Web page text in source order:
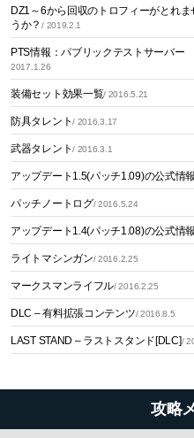
DZ1～6から回収のトロフィーがとれ
うか？/ 2019.2.1
PTS情報：パブリックテストサーバ
2017.1.26
装備セット効果一覧/ 2016.5.21
防具タレント/ 2016.3.17
武器タレント/ 2016.3.1
アップデート1.5(パッチ1.09)の公式情
パッチノートログ/ 2016.5.24
アップデート1.4(パッチ1.08)の公式情
ライトマシンガン/ 2016.2.25
マークスマンライフル/ 2016.2.25
DLC – 有料拡張コンテンツ/ 2016.8.5
LAST STAND – ラストスタンド[DLC]/
攻略